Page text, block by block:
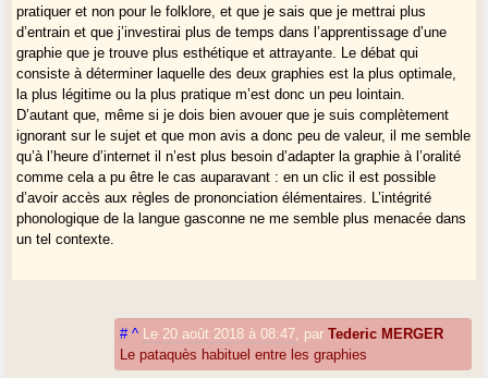
pratiquer et non pour le folklore, et que je sais que je mettrai plus
d’entrain et que j’investirai plus de temps dans l’apprentissage d’une
graphie que je trouve plus esthétique et attrayante. Le débat qui
consiste à déterminer laquelle des deux graphies est la plus optimale,
la plus légitime ou la plus pratique m’est donc un peu lointain.
D’autant que, même si je dois bien avouer que je suis complètement
ignorant sur le sujet et que mon avis a donc peu de valeur, il me semble
qu’à l’heure d’internet il n’est plus besoin d’adapter la graphie à l’oralité
comme cela a pu être le cas auparavant : en un clic il est possible
d’avoir accès aux règles de prononciation élémentaires. L’intégrité
phonologique de la langue gasconne ne me semble plus menacée dans
un tel contexte.
# ^ Le 20 août 2018 à 08:47 parTederic MERGER
Le pataquès habituel entre les graphies